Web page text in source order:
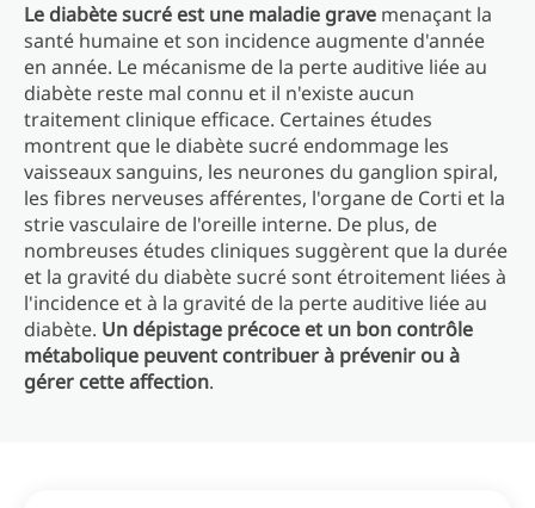
Le diabète sucré est une maladie grave menaçant la
santé humaine et son incidence augmente d'année
en année. Le mécanisme de la perte auditive liée au
diabète reste mal connu et il n'existe aucun
traitement clinique efficace. Certaines études
montrent que le diabète sucré endommage les
vaisseaux sanguins, les neurones du ganglion spiral,
les fibres nerveuses afférentes, l'organe de Corti et la
strie vasculaire de l'oreille interne. De plus, de
nombreuses études cliniques suggèrent que la durée
et la gravité du diabète sucré sont étroitement liées à
l'incidence et à la gravité de la perte auditive liée au
diabète. Un dépistage précoce et un bon contrôle
métabolique peuvent contribuer à prévenir ou à
gérer cette affection.